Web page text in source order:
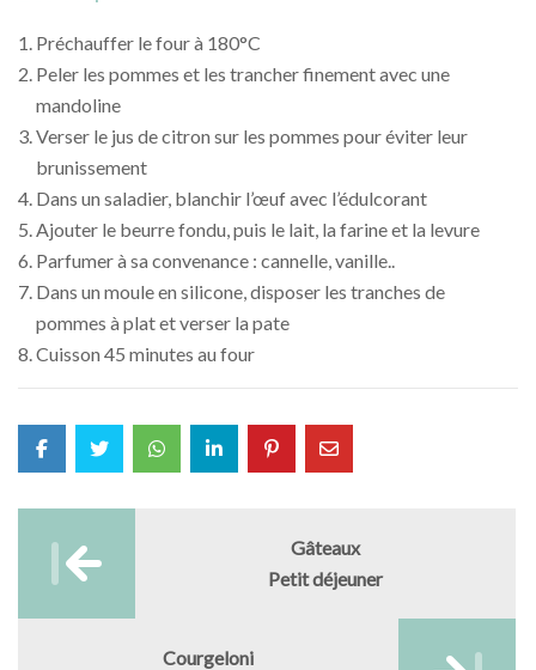
Préchauffer le four à 180°C
Peler les pommes et les trancher finement avec une
mandoline
Verser le jus de citron sur les pommes pour éviter leur
brunissement
Dans un saladier, blanchir l’œuf avec l’édulcorant
Ajouter le beurre fondu, puis le lait, la farine et la levure
Parfumer à sa convenance : cannelle, vanille..
Dans un moule en silicone, disposer les tranches de
pommes à plat et verser la pate
Cuisson 45 minutes au four
navigation
Gâteaux
Petit déjeuner
Courgeloni